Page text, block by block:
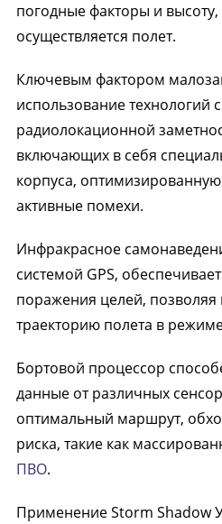
погодные факторы и
осуществляется полет.
Ключевым фактором
использование технологий
радиолокационной
включающих в себя
корпуса,
активные помехи.
Инфракрасное
системой GPS,
поражения целей, позволяя
траекторию полета в
Бортовой процессор
данные от различных
оптимальный маршрут,
риска, такие как
ПВО.
Применение Storm Shadow